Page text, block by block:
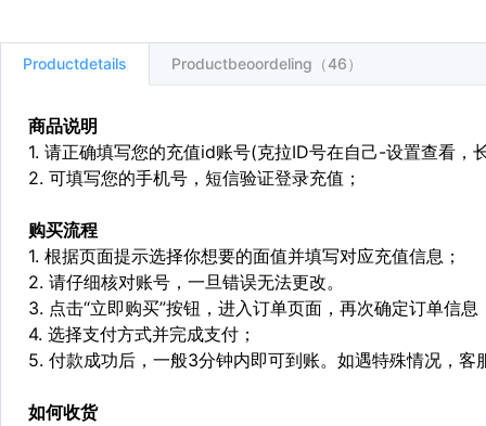
Productdetails Productbeoordeling（46）
商品说明
1. 请正确填写您的充值id账号(克拉ID号在自己-设置查看，
2. 可填写您的手机号，短信验证登录充值；
购买流程
1. 根据页面提示选择你想要的面值并填写对应充值信息；
2. 请仔细核对账号，一旦错误无法更改。
3. 点击“立即购买”按钮，进入订单页面，再次确定订单信息
4. 选择支付方式并完成支付；
5. 付款成功后，一般3分钟内即可到账。如遇特殊情况，
如何收货